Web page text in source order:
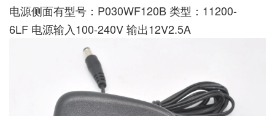
电源侧面有型号：P030WF120B 类型：11200-
6LF 电源输入100-240V 输出12V2.5A